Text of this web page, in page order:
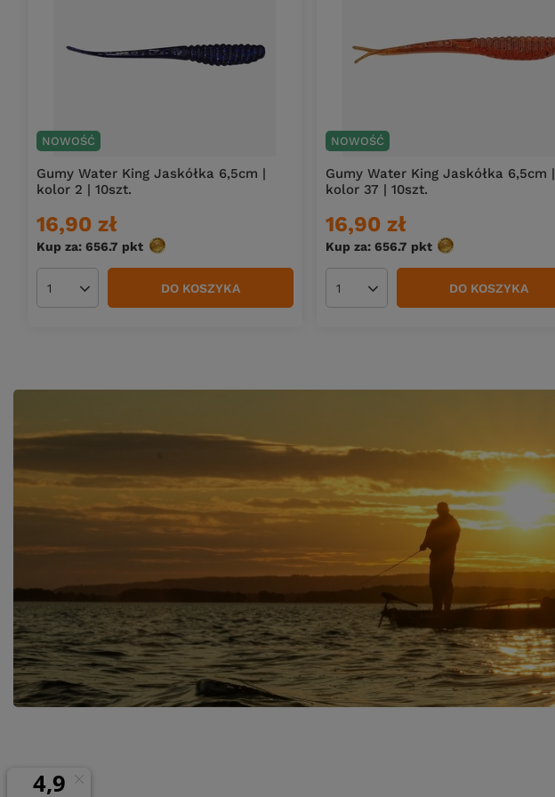
NOWOŚĆ
Gumy Water King Jaskółka 6,5cm |
kolor 2 | 10szt.
16,90 zł
Kup za: 656.7 pkt punktów
Ilość produktów DO KOSZYKA
NOWOŚĆ
Gumy Water King Jaskółka 6,5cm |
kolor 37 | 10szt.
16,90 zł
Kup za: 656.7 pktpunktów
Ilość produktów DO KOSZYKA